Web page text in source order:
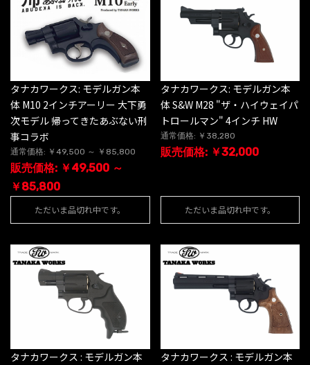
タナカワークス: モデルガン本
体 M10 2インチアーリー 大下勇
次モデル 帰ってきたあぶない刑
事コラボ
通常価格: ￥49,500 ～ ￥85,800
販売価格: ￥49,500 ～
￥85,800
ただいま品切れ中です。
タナカワークス: モデルガン本
体 S&W M28 "ザ・ハイウェイパ
トロールマン" 4インチ HW
通常価格: ￥38,280
販売価格: ￥32,000
ただいま品切れ中です。
タナカワークス : モデルガン本 タナカワークス : モデルガン本